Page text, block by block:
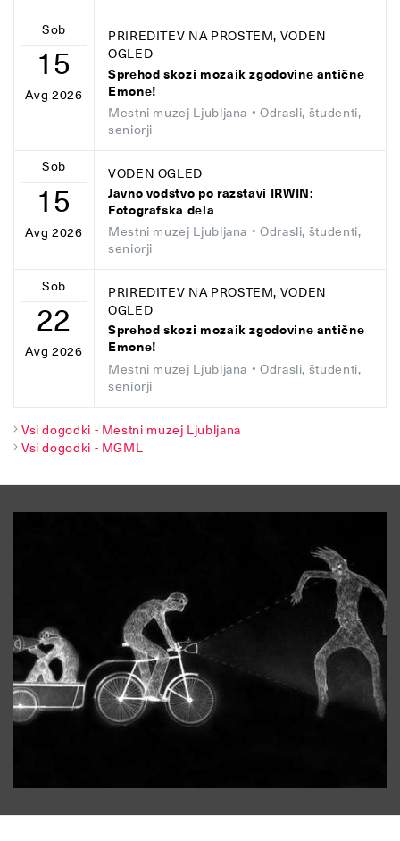
Sob
15
Avg 2026
PRIREDITEV NA PROSTEM, VODEN
OGLED
Sprehod skozi mozaik zgodovine antične
Emone!
Mestni muzej Ljubljana • Odrasli, študenti,
seniorji
Sob
15
Avg 2026
VODEN OGLED
Javno vodstvo po razstavi IRWIN:
Fotografska dela
Mestni muzej Ljubljana • Odrasli, študenti,
seniorji
Sob
22
Avg 2026
PRIREDITEV NA PROSTEM, VODEN
OGLED
Sprehod skozi mozaik zgodovine antične
Emone!
Mestni muzej Ljubljana • Odrasli, študenti,
seniorji
Vsi dogodki - Mestni muzej Ljubljana
Vsi dogodki - MGML